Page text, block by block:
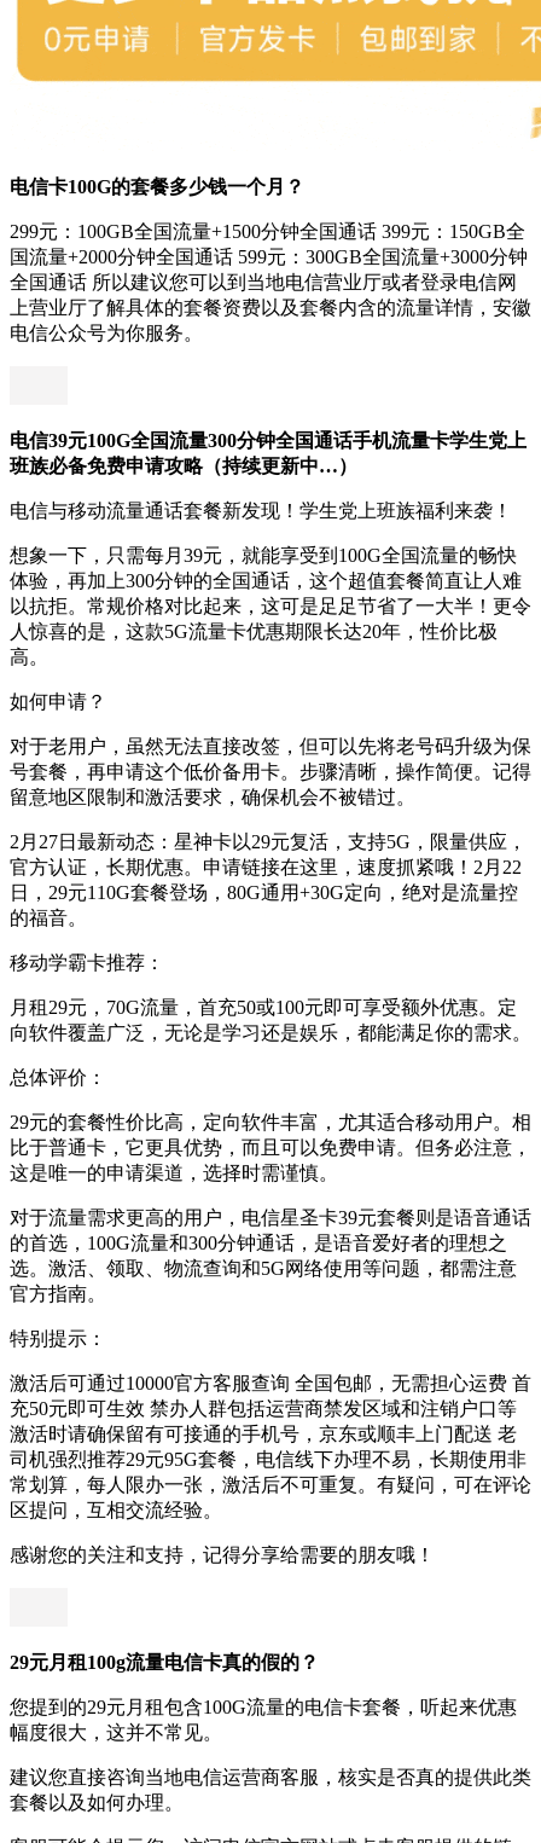
电信卡100G的套餐多少钱一个月？
299元：100GB全国流量+1500分钟全国通话 399元：150GB全
国流量+2000分钟全国通话 599元：300GB全国流量+3000分钟
全国通话 所以建议您可以到当地电信营业厅或者登录电信网
上营业厅了解具体的套餐资费以及套餐内含的流量详情，安徽
电信公众号为你服务。
电信39元100G全国流量300分钟全国通话手机流量卡学生党上
班族必备免费申请攻略（持续更新中…）
电信与移动流量通话套餐新发现！学生党上班族福利来袭！
想象一下，只需每月39元，就能享受到100G全国流量的畅快
体验，再加上300分钟的全国通话，这个超值套餐简直让人难
以抗拒。常规价格对比起来，这可是足足节省了一大半！更令
人惊喜的是，这款5G流量卡优惠期限长达20年，性价比极
高。
如何申请？
对于老用户，虽然无法直接改签，但可以先将老号码升级为保
号套餐，再申请这个低价备用卡。步骤清晰，操作简便。记得
留意地区限制和激活要求，确保机会不被错过。
2月27日最新动态：星神卡以29元复活，支持5G，限量供应，
官方认证，长期优惠。申请链接在这里，速度抓紧哦！2月22
日，29元110G套餐登场，80G通用+30G定向，绝对是流量控
的福音。
移动学霸卡推荐：
月租29元，70G流量，首充50或100元即可享受额外优惠。定
向软件覆盖广泛，无论是学习还是娱乐，都能满足你的需求。
总体评价：
29元的套餐性价比高，定向软件丰富，尤其适合移动用户。相
比于普通卡，它更具优势，而且可以免费申请。但务必注意，
这是唯一的申请渠道，选择时需谨慎。
对于流量需求更高的用户，电信星圣卡39元套餐则是语音通话
的首选，100G流量和300分钟通话，是语音爱好者的理想之
选。激活、领取、物流查询和5G网络使用等问题，都需注意
官方指南。
特别提示：
激活后可通过10000官方客服查询 全国包邮，无需担心运费 首
充50元即可生效 禁办人群包括运营商禁发区域和注销户口等
激活时请确保留有可接通的手机号，京东或顺丰上门配送 老
司机强烈推荐29元95G套餐，电信线下办理不易，长期使用非
常划算，每人限办一张，激活后不可重复。有疑问，可在评论
区提问，互相交流经验。
感谢您的关注和支持，记得分享给需要的朋友哦！
29元月租100g流量电信卡真的假的？
您提到的29元月租包含100G流量的电信卡套餐，听起来优惠
幅度很大，这并不常见。
建议您直接咨询当地电信运营商客服，核实是否真的提供此类
套餐以及如何办理。